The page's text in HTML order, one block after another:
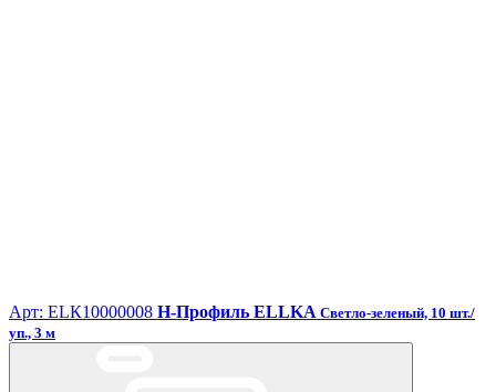
Арт: ЕLК10000008 H-Профиль ELLKA Светло-зеленый, 10 шт./
уп., 3 м